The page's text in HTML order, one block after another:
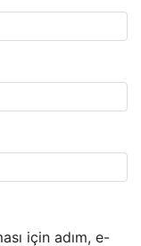
için adım, e-